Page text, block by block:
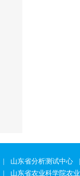
山东省分析测试中心
山东省农业科学院农